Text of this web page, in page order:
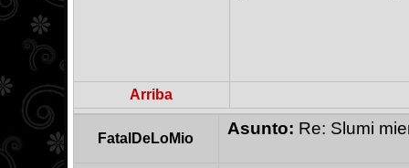
Arriba
FatalDeLoMio
Asunto: Re: Slumi